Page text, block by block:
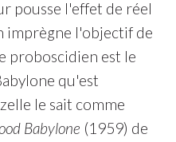
pousse l'effet de réel
imprègne l'objectif de
proboscidien est le
qu'est
le sait comme
Babylone (1959) de